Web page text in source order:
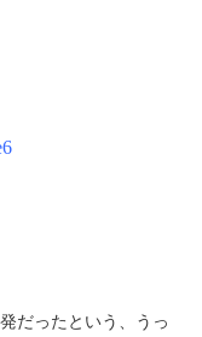
だったという、うっ